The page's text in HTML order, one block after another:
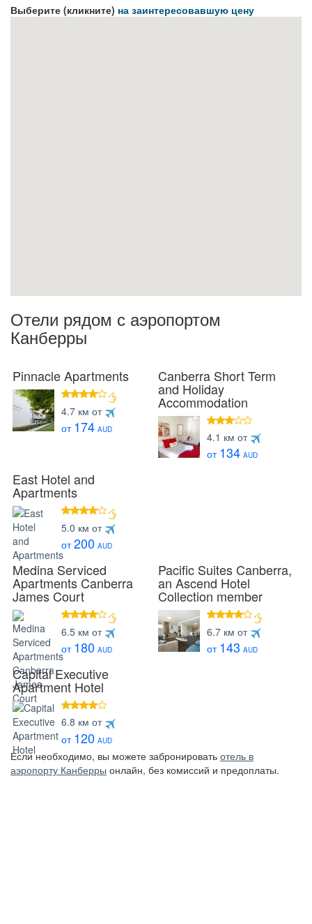
Выберите (кликните) на заинтересовавшую цену
Отели рядом с аэропортом
Канберры
Pinnacle Apartments
4 звезды
4.7 км от
от 174 AUD
Canberra Short Term
and Holiday
Accommodation
3 звезды
4.1 км от
от 134 AUD
East Hotel and
Apartments
4 звезды
5.0 км от
от200 AUD
Medina Serviced
Apartments Canberra
James Court
4 звезды
6.5 км от
от 180 AUD
Pacific Suites Canberra,
an Ascend Hotel
Collection member
4 звезды
6.7 км от
от 143 AUD
Capital Executive
Apartment Hotel
4 звезды
6.8 км от
от 120 AUD
Если необходимо, вы можете забронировать отель в
аэропорту Канберры онлайн, без комиссий и предоплаты.